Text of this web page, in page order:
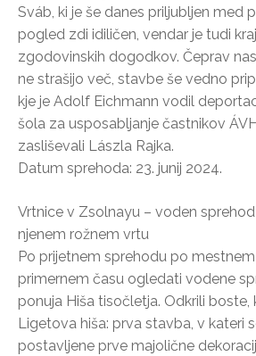
Sváb, ki je še danes priljubljen med
pogled zdi idiličen, vendar je tudi
zgodovinskih dogodkov. Čeprav
ne strašijo več, stavbe še vedno
kje je Adolf Eichmann vodil
šola za usposabljanje častnikov
zasliševali Lászla Rajka.
Datum sprehoda: 23. junij 2024.
Vrtnice v Zsolnayu – voden
njenem rožnem vrtu
Po prijetnem sprehodu po
primernem času ogledati vodene
ponuja Hiša tisočletja. Odkrili boste,
Ligetova hiša: prva stavba, v kateri
postavljene prve majolične